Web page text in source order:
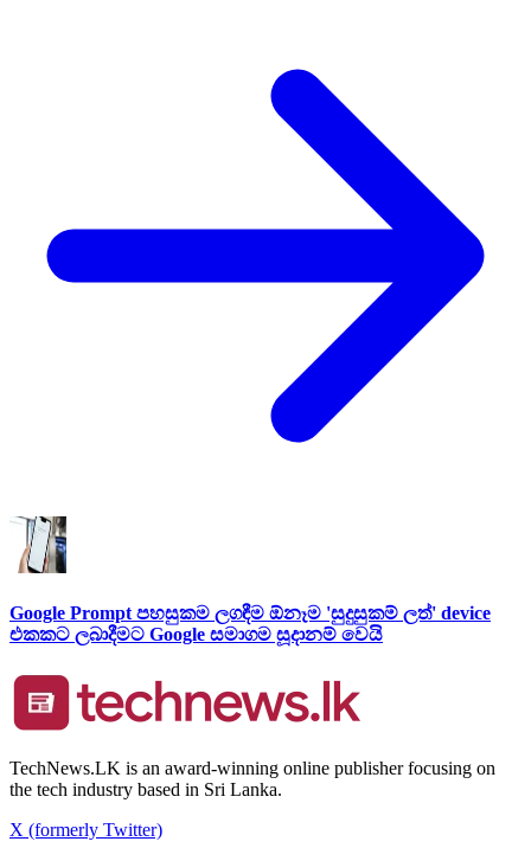
Google Prompt පහසුකම ලගඳීම ඕනෑම 'සුදුසුකම් ලත්' device
එකකට ලබාදීමට Google සමාගම සූදානම් වෙයි
TechNews.LK is an award-winning online publisher focusing on
the tech industry based in Sri Lanka.
X (formerly Twitter)